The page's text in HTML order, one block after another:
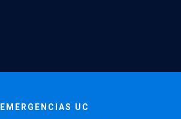
EMERGENCIAS UC